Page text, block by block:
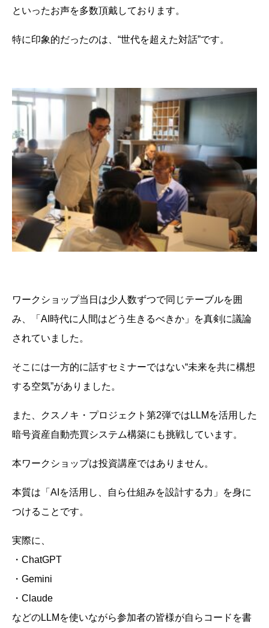
といったお声を多数頂戴しております。
特に印象的だったのは、“世代を超えた対話”です。
ワークショップ当日は少人数ずつで同じテーブルを囲
み、「AI時代に人間はどう生きるべきか」を真剣に議論
されていました。
そこには一方的に話すセミナーではない“未来を共に構想
する空気”がありました。
また、クスノキ・プロジェクト第2弾ではLLMを活用した
暗号資産自動売買システム構築にも挑戦しています。
本ワークショップは投資講座ではありません。
本質は「AIを活用し、自ら仕組みを設計する力」を身に
つけることです。
実際に、
・ChatGPT
・Gemini
・Claude
などのLLMを使いながら参加者の皆様が自らコードを書